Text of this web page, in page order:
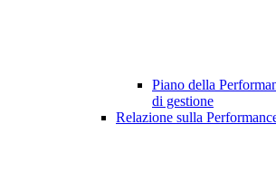
Piano della
di gestione
Relazione sulla